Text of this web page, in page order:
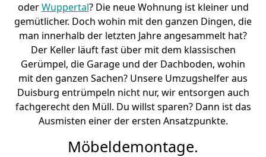
oderWuppertal? Die neue Wohnung ist kleiner und
gemütlicher. Doch wohin mit den ganzen Dingen, die
man innerhalb der letzten Jahre angesammelt hat?
Der Keller läuft fast über mit dem klassischen
Gerümpel, die Garage und der Dachboden, wohin
mit den ganzen Sachen? Unsere Umzugshelfer aus
Duisburg entrümpeln nicht nur, wir entsorgen auch
fachgerecht den Müll. Du willst sparen? Dann ist das
Ausmisten einer der ersten Ansatzpunkte.
Möbeldemontage.